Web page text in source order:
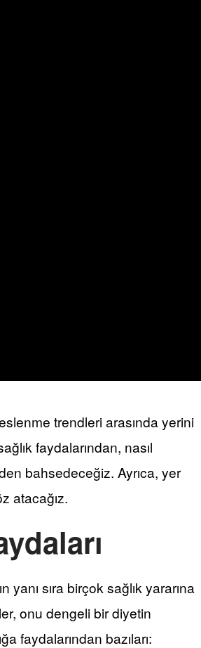
trendleri arasında yerini
faydalarından, nasıl
bahsedeceğiz. Ayrıca, yer
atacağız.
yanı sıra birçok sağlık yararına
onu dengeli bir diyetin
faydalarından bazıları: